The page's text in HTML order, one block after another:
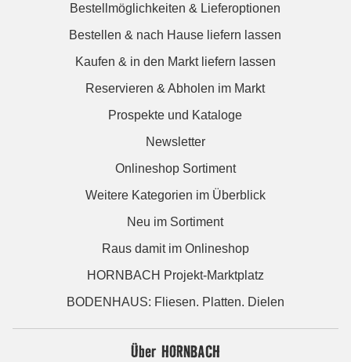
Bestellmöglichkeiten & Lieferoptionen
Bestellen & nach Hause liefern lassen
Kaufen & in den Markt liefern lassen
Reservieren & Abholen im Markt
Prospekte und Kataloge
Newsletter
Onlineshop Sortiment
Weitere Kategorien im Überblick
Neu im Sortiment
Raus damit im Onlineshop
HORNBACH Projekt-Marktplatz
BODENHAUS: Fliesen. Platten. Dielen
Über HORNBACH